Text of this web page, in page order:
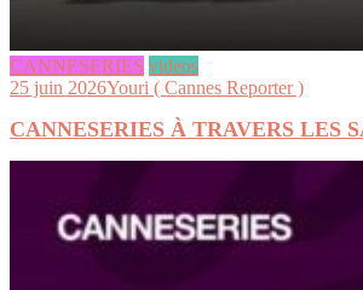
CANNESERIES videos
25 juin 2026Youri ( Cannes Reporter )
CANNESERIES À TRAVERS LES